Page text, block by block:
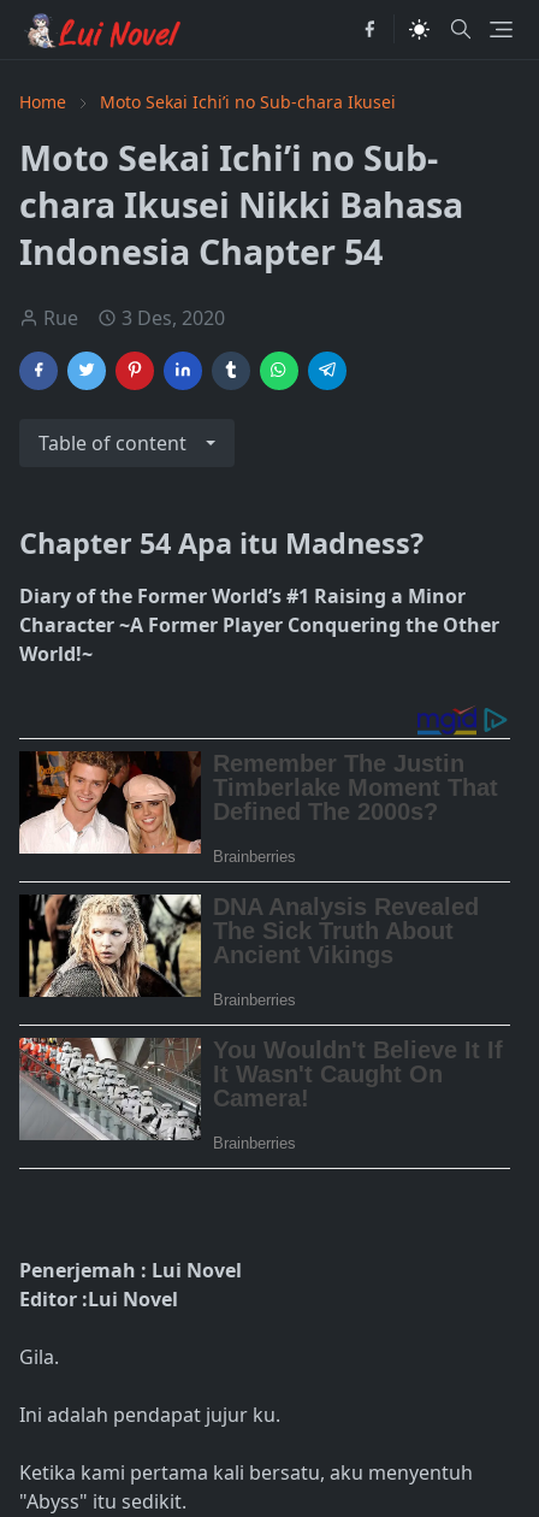
Home Moto Sekai Ichi’i no Sub-chara Ikusei
Moto Sekai Ichi’i no Sub-
chara Ikusei Nikki Bahasa
Indonesia Chapter 54
Rue 3 Des, 2020
Table of content
Chapter 54 Apa itu Madness?
Diary of the Former World’s #1 Raising a Minor
Character ~A Former Player Conquering the Other
World!~
Penerjemah : Lui Novel
Editor :Lui Novel
Gila.
Ini adalah pendapat jujur ku.
Ketika kami pertama kali bersatu, aku menyentuh
"Abyss" itu sedikit.